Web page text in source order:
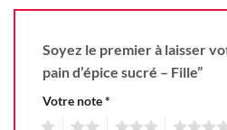
Soyez le premier à laisser
pain d’épice sucré – Fille”
Votre note*